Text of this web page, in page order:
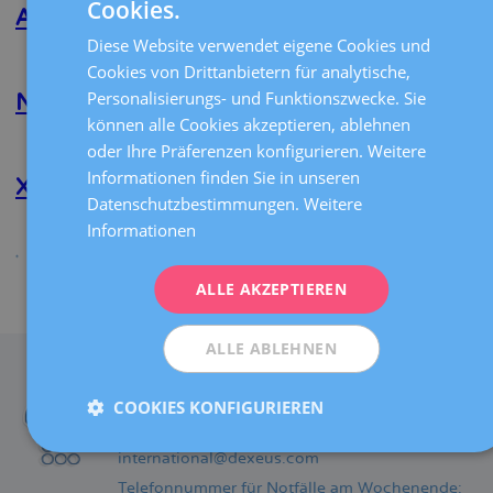
Tomeo
Alejandro Blasco Suñé
Weiterlesen
Alejandro
Blasco
Suñé
Natalia Pérez Llauradó
Weiterlesenüber
Pérez
Llauradó
Xus Murciano López
Weiterlesenüber
Murciano
López
KONTAKT
Telefonnummer:
international@dexeus.com
Telefonnummer für Notfälle am Wochenende:
CATALÀ
DEUTSCH
Cookies.
Diese Website verwendet eigene Cookies und
Cookies von Drittanbietern für analytische,
Personalisierungs- und Funktionszwecke. Sie
können alle Cookies akzeptieren, ablehnen
oder Ihre Präferenzen konfigurieren. Weitere
Informationen finden Sie in unseren
Datenschutzbestimmungen. Weitere
Informationen
ALLE AKZEPTIEREN
ALLE ABLEHNEN
COOKIES KONFIGURIEREN